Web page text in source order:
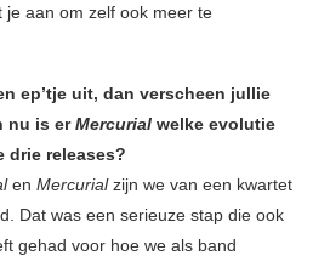
je aan om zelf ook meer te
ep’tje uit, dan verscheen jullie
nu is erMercurial welke evolutie
drie releases?
en Mercurialzijn we van een kwartet
Dat was een serieuze stap die ook
gehad voor hoe we als band